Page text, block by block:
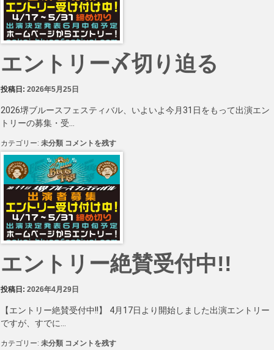
Ｔ
シ
ャ
ツ
販
に
エントリー〆切り迫る
投稿日: 2026年5月25日
2026堺ブルースフェスティバル、いよいよ今月31日をもって出演エン
トリーの募集・受…
カテゴリー: 未分類 エ
ン
ト
リ
ー
〆
切
り
迫
る
に
コメントを残す
エントリー絶賛受付中!!
投稿日: 2026年4月29日
【エントリー絶賛受付中!!】 4月17日より開始しました出演エントリー
ですが、すでに…
カテゴリー: 未分類 エ
コメントを残す